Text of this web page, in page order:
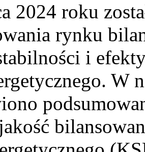
2024 roku
rynku
i
W